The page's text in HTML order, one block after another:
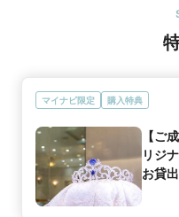
マイナビ限定 購入特典
【ご
リジ
お貸